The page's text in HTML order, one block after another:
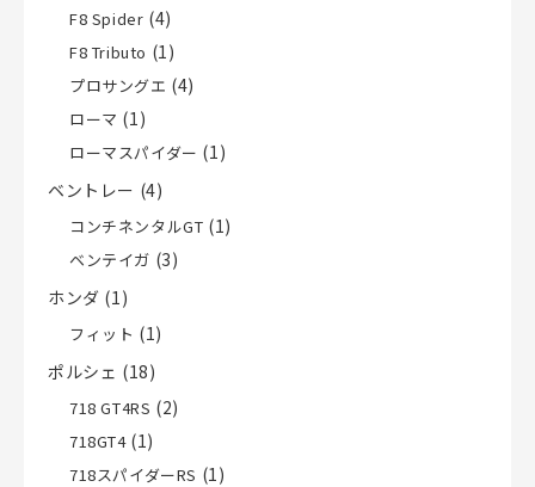
F8 Spider (4)
F8 Tributo (1)
プロサングエ (4)
ローマ (1)
ローマスパイダー (1)
ベントレー (4)
コンチネンタルGT (1)
ベンテイガ (3)
ホンダ (1)
フィット (1)
ポルシェ (18)
718 GT4RS (2)
718GT4(1)
718スパイダーRS (1)